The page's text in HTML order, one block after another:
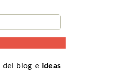
del blog e ideas